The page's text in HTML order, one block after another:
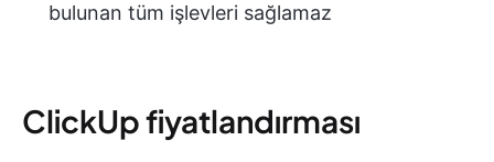
bulunan tüm işlevleri sağlamaz
ClickUp fiyatlandırması